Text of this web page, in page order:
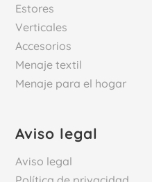
Estores
Verticales
Accesorios
Menaje textil
Menaje para el hogar
Aviso legal
Aviso legal